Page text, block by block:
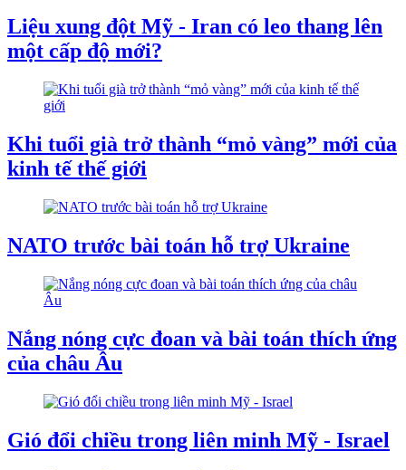
Liệu xung đột Mỹ - Iran có leo thang lên
một cấp độ mới?
Khi tuổi già trở thành “mỏ vàng” mới của
kinh tế thế giới
NATO trước bài toán hỗ trợ Ukraine
Nắng nóng cực đoan và bài toán thích ứng
của châu Âu
Gió đổi chiều trong liên minh Mỹ - Israel